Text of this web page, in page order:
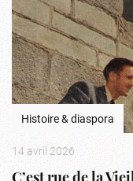
Histoire & diaspora
14 avril 2026